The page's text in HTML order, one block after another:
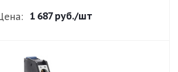
1 687 руб./шт